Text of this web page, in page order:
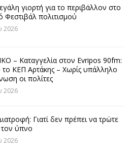
γιορτή για το περιβάλλον στο
Φεστιβάλ πολιτισμού
2026
– Καταγγελία στον Evripos 90fm:
το ΚΕΠ Αρτάκης – Χωρίς υπάλληλο
οι πολίτες
2026
Γιατί δεν πρέπει να τρώτε
ύπνο
2026